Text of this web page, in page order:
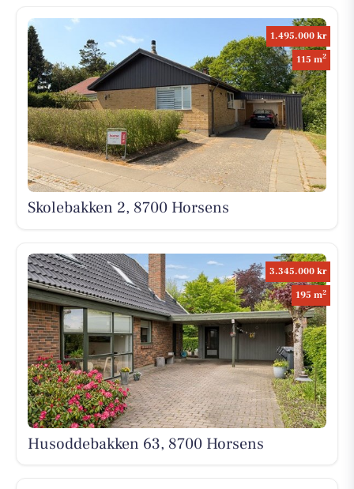
1.495.000 kr
115 m2
Skolebakken 2, 8700 Horsens
3.345.000 kr
195 m2
Husoddebakken 63, 8700 Horsens